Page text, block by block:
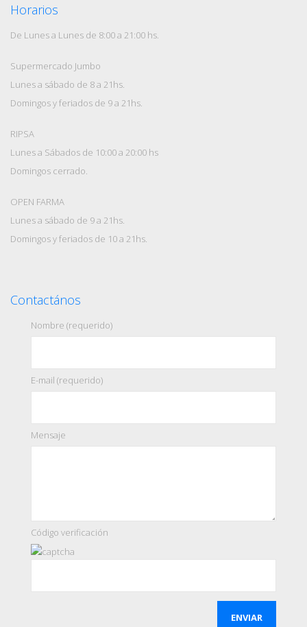
Horarios
De Lunes a Lunes de 8:00 a 21:00 hs.
Supermercado Jumbo
Lunes a sábado de 8 a 21hs.
Domingos y feriados de 9 a 21hs.
RIPSA
Lunes a Sábados de 10:00 a 20:00 hs
Domingos cerrado.
OPEN FARMA
Lunes a sábado de 9 a 21hs.
Domingos y feriados de 10 a 21hs.
Contactános
Nombre (requerido)
E-mail (requerido)
Mensaje
Código verificación